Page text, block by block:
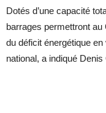
Dotés d’une capacité
barrages permettront au
du déficit énergétique
national, a indiqué